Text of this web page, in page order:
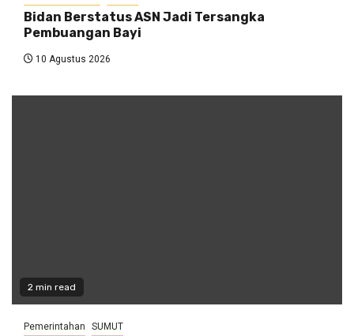
Bidan Berstatus ASN Jadi Tersangka
Pembuangan Bayi
10 Agustus 2026
2 min read
Pemerintahan SUMUT